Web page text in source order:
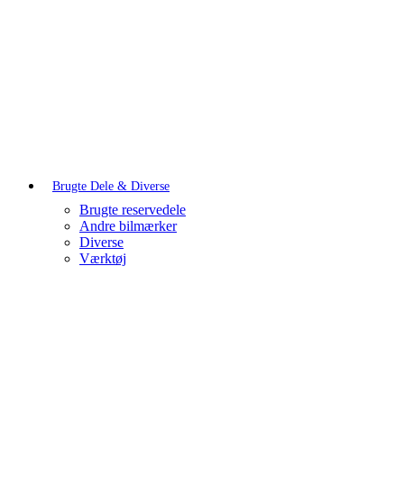
Brugte Dele & Diverse
Brugte reservedele
Andre bilmærker
Diverse
Værktøj